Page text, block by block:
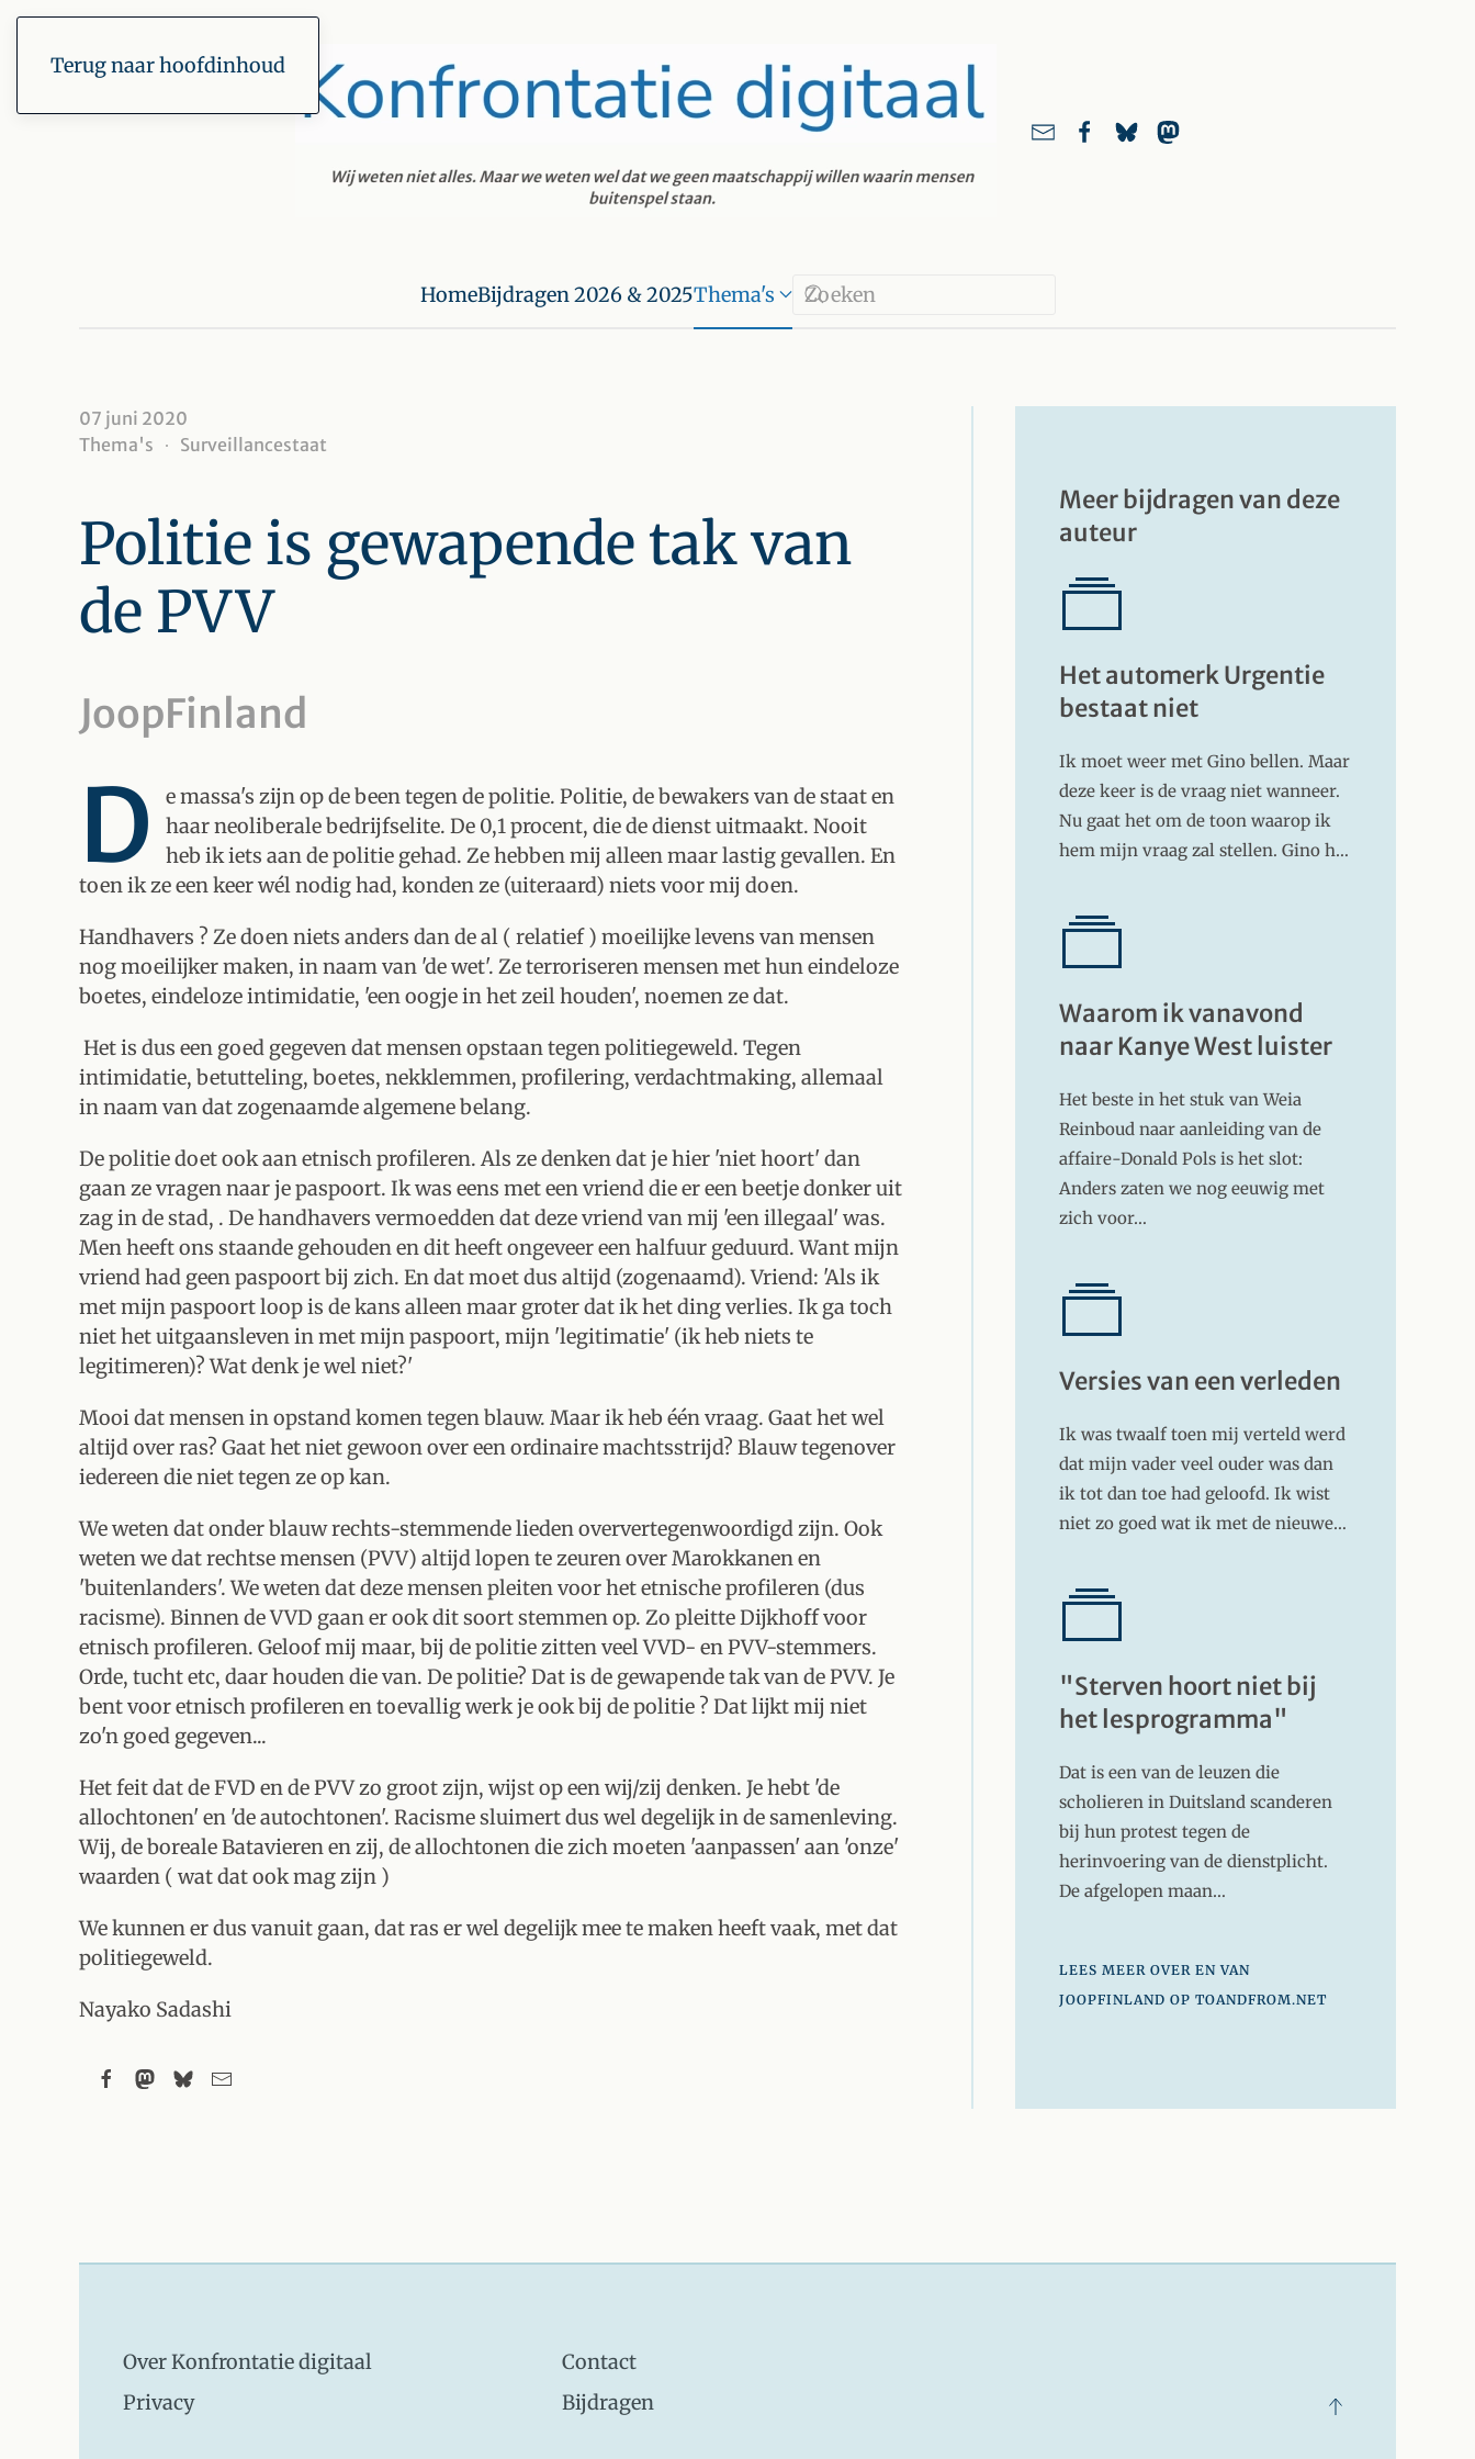
Terug naar hoofdinhoud
HomeBijdragen 2026 & 2025Thema's
07 juni 2020
Thema's
Surveillancestaat
Politie is gewapende tak van
de PVV
JoopFinland
D
e massa's zijn op de been tegen de politie. Politie, de bewakers van de staat en
haar neoliberale bedrijfselite. De 0,1 procent, die de dienst uitmaakt. Nooit
heb ik iets aan de politie gehad. Ze hebben mij alleen maar lastig gevallen. En
toen ik ze een keer wél nodig had, konden ze (uiteraard) niets voor mij doen.
Handhavers ? Ze doen niets anders dan de al ( relatief ) moeilijke levens van mensen
nog moeilijker maken, in naam van 'de wet'. Ze terroriseren mensen met hun eindeloze
boetes, eindeloze intimidatie, 'een oogje in het zeil houden', noemen ze dat.
Het is dus een goed gegeven dat mensen opstaan tegen politiegeweld. Tegen
intimidatie, betutteling, boetes, nekklemmen, profilering, verdachtmaking, allemaal
in naam van dat zogenaamde algemene belang.
De politie doet ook aan etnisch profileren. Als ze denken dat je hier 'niet hoort' dan
gaan ze vragen naar je paspoort. Ik was eens met een vriend die er een beetje donker uit
zag in de stad, . De handhavers vermoedden dat deze vriend van mij 'een illegaal' was.
Men heeft ons staande gehouden en dit heeft ongeveer een halfuur geduurd. Want mijn
vriend had geen paspoort bij zich. En dat moet dus altijd (zogenaamd). Vriend: 'Als ik
met mijn paspoort loop is de kans alleen maar groter dat ik het ding verlies. Ik ga toch
niet het uitgaansleven in met mijn paspoort, mijn 'legitimatie' (ik heb niets te
legitimeren)? Wat denk je wel niet?'
Mooi dat mensen in opstand komen tegen blauw. Maar ik heb één vraag. Gaat het wel
altijd over ras? Gaat het niet gewoon over een ordinaire machtsstrijd? Blauw tegenover
iedereen die niet tegen ze op kan.
We weten dat onder blauw rechts-stemmende lieden oververtegenwoordigd zijn. Ook
weten we dat rechtse mensen (PVV) altijd lopen te zeuren over Marokkanen en
'buitenlanders'. We weten dat deze mensen pleiten voor het etnische profileren (dus
racisme). Binnen de VVD gaan er ook dit soort stemmen op. Zo pleitte Dijkhoff voor
etnisch profileren. Geloof mij maar, bij de politie zitten veel VVD- en PVV-stemmers.
Orde, tucht etc, daar houden die van. De politie? Dat is de gewapende tak van de PVV. Je
bent voor etnisch profileren en toevallig werk je ook bij de politie ? Dat lijkt mij niet
zo'n goed gegeven...
Het feit dat de FVD en de PVV zo groot zijn, wijst op een wij/zij denken. Je hebt 'de
allochtonen' en 'de autochtonen'. Racisme sluimert dus wel degelijk in de samenleving.
Wij, de boreale Batavieren en zij, de allochtonen die zich moeten 'aanpassen' aan 'onze'
waarden ( wat dat ook mag zijn )
We kunnen er dus vanuit gaan, dat ras er wel degelijk mee te maken heeft vaak, met dat
politiegeweld.
Nayako Sadashi
Meer bijdragen van deze
auteur
Het automerk Urgentie
bestaat niet
Ik moet weer met Gino bellen. Maar
deze keer is de vraag niet wanneer.
Nu gaat het om de toon waarop ik
hem mijn vraag zal stellen. Gino h…
Waarom ik vanavond
naar Kanye West luister
Het beste in het stuk van Weia
Reinboud naar aanleiding van de
affaire-Donald Pols is het slot:
Anders zaten we nog eeuwig met
zich voor…
Versies van een verleden
Ik was twaalf toen mij verteld werd
dat mijn vader veel ouder was dan
ik tot dan toe had geloofd. Ik wist
niet zo goed wat ik met de nieuwe…
"Sterven hoort niet bij
het lesprogramma"
Dat is een van de leuzen die
scholieren in Duitsland scanderen
bij hun protest tegen de
herinvoering van de dienstplicht.
De afgelopen maan…
LEES MEER OVER EN VAN
JOOPFINLAND OP TOANDFROM.NET
Over Konfrontatie digitaal
Privacy
Contact
Bijdragen